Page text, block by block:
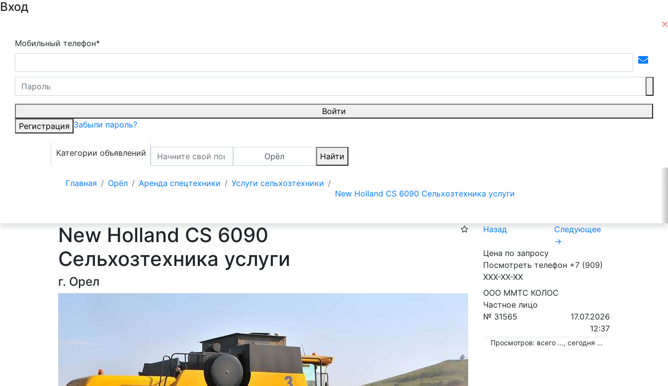
Вход
Мобильный телефон*
Войти
Регистрация Забыли пароль?
Категории объявлений Орёл Найти
Главная Орёл Аренда спецтехники
Услуги сельхозтехники
New Holland CS 6090 Сельхозтехника услуги
New Holland CS 6090
Сельхозтехника услуги
г. Орел
Назад
Следующее
→
Цена по запросу
Посмотреть телефон +7 (909)
XXX-XX-XX
ООО ММТС КОЛОС
Частное лицо
№ 31565
17.07.2026
12:37
Просмотров: всего ..., сегодня ...